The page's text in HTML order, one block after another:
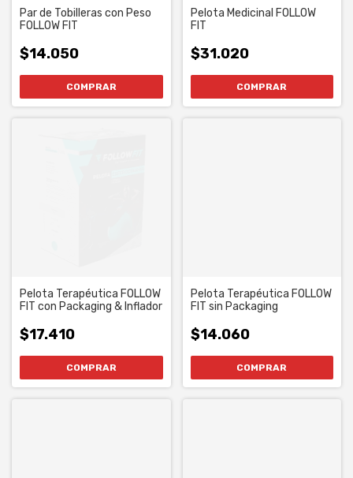
Par de Tobilleras con Peso
FOLLOW FIT
$14.050
COMPRAR
Pelota Medicinal FOLLOW
FIT
$31.020
COMPRAR
Pelota Terapéutica FOLLOW
FIT con Packaging & Inflador
$17.410
COMPRAR
Pelota Terapéutica FOLLOW
FIT sin Packaging
$14.060
COMPRAR